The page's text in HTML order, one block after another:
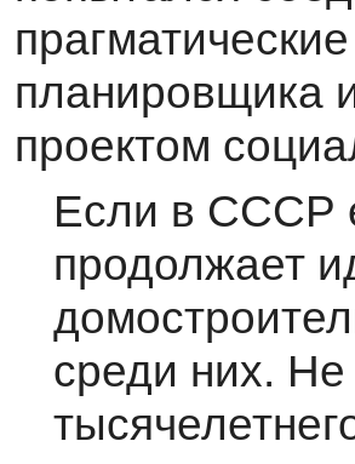
планировщика
проектом
Если в СССР
продолжает
среди них. Не